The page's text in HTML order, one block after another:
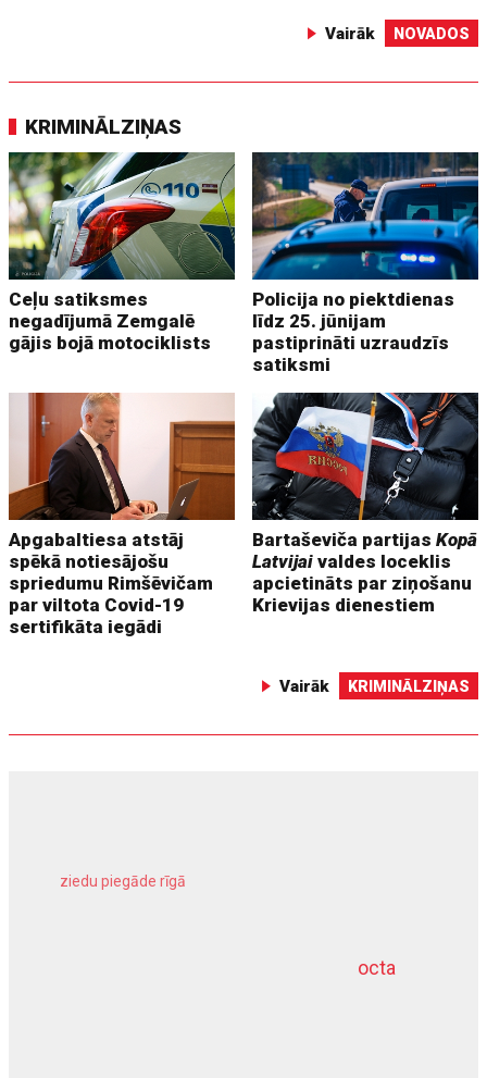
Vairāk NOVADOS
KRIMINĀLZIŅAS
Ceļu satiksmes
negadījumā Zemgalē
gājis bojā motociklists
Policija no piektdienas
līdz 25. jūnijam
pastiprināti uzraudzīs
satiksmi
Apgabaltiesa atstāj
spēkā notiesājošu
spriedumu Rimšēvičam
par viltota Covid-19
sertifikāta iegādi
Bartaševiča partijasKopā
Latvijai valdes loceklis
apcietināts par ziņošanu
Krievijas dienestiem
Vairāk KRIMINĀLZIŅAS
octa
ziedu piegāde rīgā
dziļurbums